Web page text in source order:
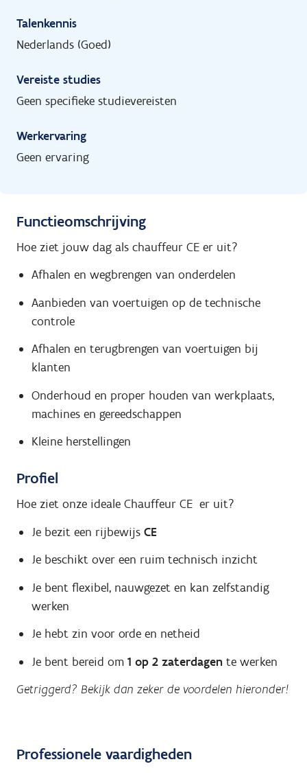
Talenkennis
Nederlands (Goed)
Vereiste studies
Geen specifieke studievereisten
Werkervaring
Geen ervaring
Functieomschrijving
Hoe ziet jouw dag als chauffeur CE er uit?
Afhalen en wegbrengen van onderdelen
Aanbieden van voertuigen op de technische
controle
Afhalen en terugbrengen van voertuigen bij
klanten
Onderhoud en proper houden van werkplaats,
machines en gereedschappen
Kleine herstellingen
Profiel
Hoe ziet onze ideale Chauffeur CE er uit?
Je bezit een rijbewijs CE
Je beschikt over een ruim technisch inzicht
Je bent flexibel, nauwgezet en kan zelfstandig
werken
Je hebt zin voor orde en netheid
Je bent bereid om 1 op 2 zaterdagente werken
Getriggerd? Bekijk dan zeker de voordelen hieronder!
Professionele vaardigheden